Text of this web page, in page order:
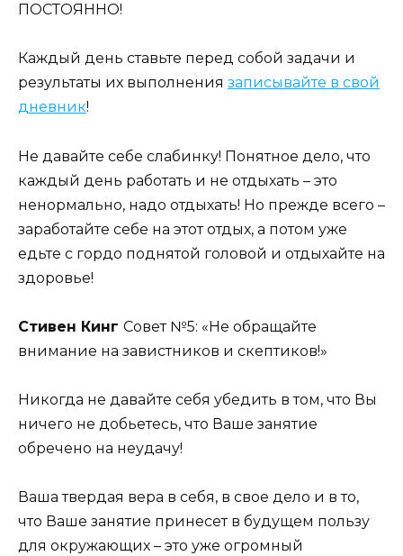
ПОСТОЯННО!
Каждый день ставьте перед собой задачи и
результаты их выполнения записывайте в свой
дневник!
Не давайте себе слабинку! Понятное дело, что
каждый день работать и не отдыхать – это
ненормально, надо отдыхать! Но прежде всего –
заработайте себе на этот отдых, а потом уже
едьте с гордо поднятой головой и отдыхайте на
здоровье!
Стивен Кинг Совет №5: «Не обращайте
внимание на завистников и скептиков!»
Никогда не давайте себя убедить в том, что Вы
ничего не добьетесь, что Ваше занятие
обречено на неудачу!
Ваша твердая вера в себя, в свое дело и в то,
что Ваше занятие принесет в будущем пользу
для окружающих – это уже огромный